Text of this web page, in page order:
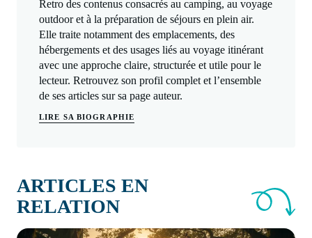
Retro des contenus consacrés au camping, au voyage
outdoor et à la préparation de séjours en plein air.
Elle traite notamment des emplacements, des
hébergements et des usages liés au voyage itinérant
avec une approche claire, structurée et utile pour le
lecteur. Retrouvez son profil complet et l’ensemble
de ses articles sur sa page auteur.
LIRE SA BIOGRAPHIE
ARTICLES EN
RELATION